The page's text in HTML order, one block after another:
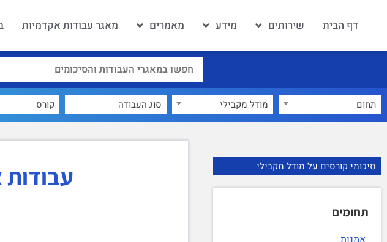
דף הבית שירותים מידע מאמרים מאגר עבודות אקדמיות
תחום מודל מקבילי קורס
סיכומי קורסים על מודל מקבילי
תחומים